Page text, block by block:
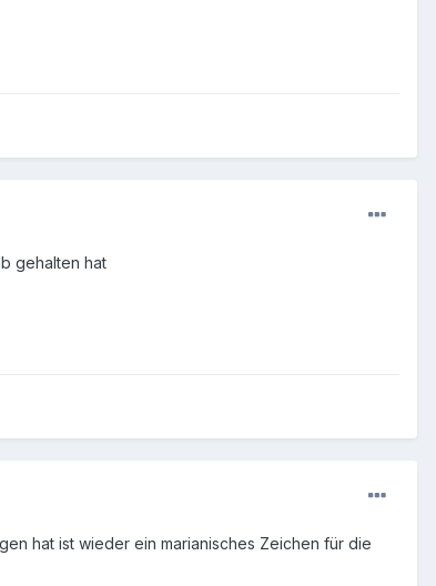
gehalten hat
hat ist wieder ein marianisches Zeichen für die